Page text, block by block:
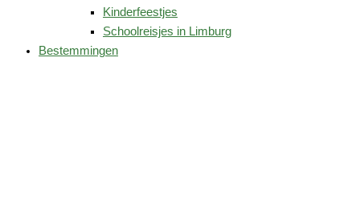
Kinderfeestjes
Schoolreisjes in Limburg
Bestemmingen